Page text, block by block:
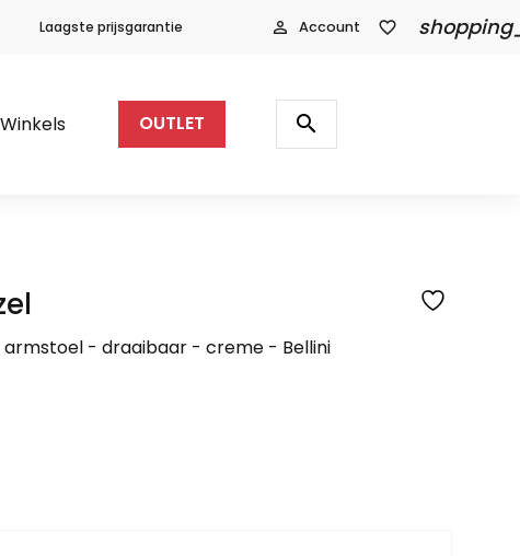
Laagste prijsgarantie person_outline Account favorite_border
Winkels OUTLET
Producten
zoeken
search
armstoel - draaibaar - creme - Bellini